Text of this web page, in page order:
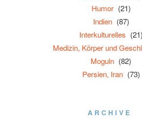
Humor (21)
Indien (87)
Interkulturelles (21)
Medizin, Körper und
Moguln (82)
Persien, Iran (73)
ARCHIVE